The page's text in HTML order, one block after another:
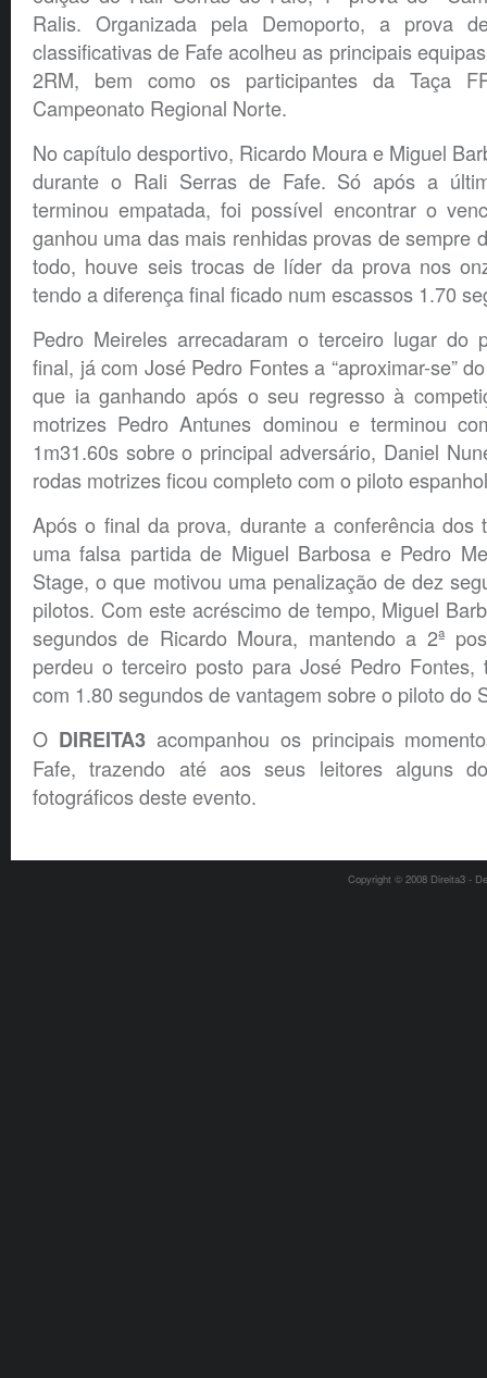
Ralis. Organizada pela Demoporto, a prova
classificativas de Fafe acolheu as principais
2RM, bem como os participantes da Taça
Campeonato Regional Norte.
No capítulo desportivo, Ricardo Moura e Miguel
durante o Rali Serras de Fafe. Só após a
terminou empatada, foi possível encontrar o
ganhou uma das mais renhidas provas de sempre
todo, houve seis trocas de líder da prova nos
tendo a diferença final ficado num escassos 1.70
Pedro Meireles arrecadaram o terceiro lugar do
final, já com José Pedro Fontes a “aproximar-se”
que ia ganhando após o seu regresso à
motrizes Pedro Antunes dominou e terminou
1m31.60s sobre o principal adversário, Daniel
rodas motrizes ficou completo com o piloto
Após o final da prova, durante a conferência dos
uma falsa partida de Miguel Barbosa e Pedro
Stage, o que motivou uma penalização de dez
pilotos. Com este acréscimo de tempo, Miguel
segundos de Ricardo Moura, mantendo a 2ª
perdeu o terceiro posto para José Pedro Fontes,
com 1.80 segundos de vantagem sobre o piloto do
O DIREITA3acompanhou os principais
Fafe, trazendo até aos seus leitores alguns
fotográficos deste evento.
Copyright © 2008 Direita3 -